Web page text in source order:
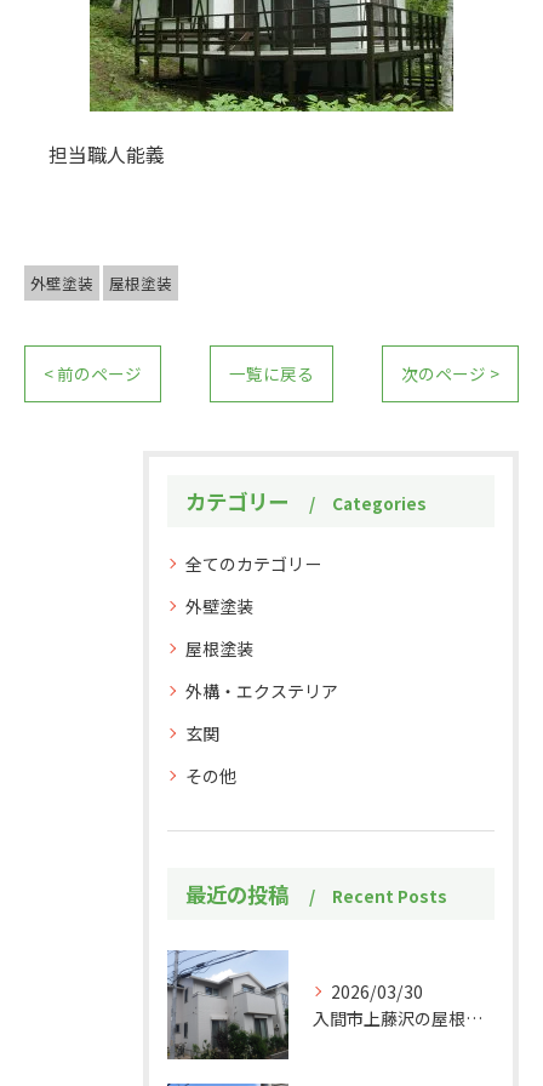
担当職人能義
外壁塗装 屋根塗装
< 前のページ 一覧に戻る 次のページ >
カテゴリー Categories
全てのカテゴリー
外壁塗装
屋根塗装
外構・エクステリア
玄関
その他
最近の投稿 Recent Posts
2026/03/30
入間市上藤沢の屋根・外壁塗装工事施工事例